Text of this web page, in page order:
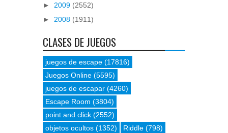
► 2009 (2552)
► 2008 (1911)
CLASES DE JUEGOS
juegos de escape (17816)
Juegos Online (5595)
juegos de escapar (4260)
Escape Room (3804)
point and click (2552)
objetos ocultos (1352) Riddle (798)